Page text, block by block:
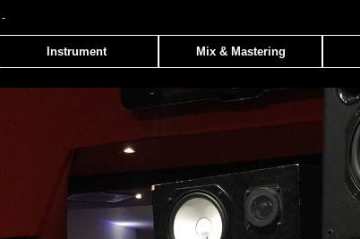
-
Instrument Mix & Mastering